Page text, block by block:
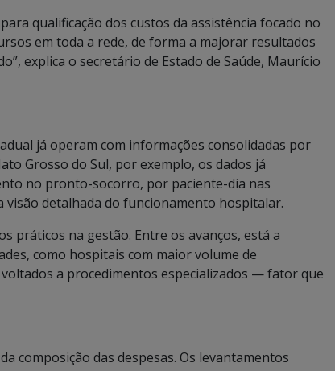
qualificação dos custos da assistência focado no
em toda a rede, de forma a majorar resultados
explica o secretário de Estado de Saúde, Maurício
já operam com informações consolidadas por
Grosso do Sul, por exemplo, os dados já
no pronto-socorro, por paciente-dia nas
detalhada do funcionamento hospitalar.
práticos na gestão. Entre os avanços, está a
como hospitais com maior volume de
a procedimentos especializados — fator que
composição das despesas. Os levantamentos